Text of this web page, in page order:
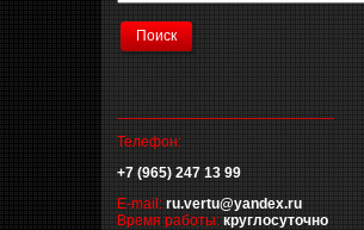
Телефон:
+7 (965) 247 13 99
E-mail: ru.vertu@yandex.ru
Время работы: круглосуточно